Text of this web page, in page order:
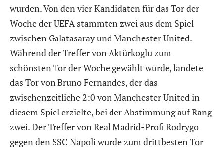
wurden. Von den vier Kandidaten für das Tor der
Woche der UEFA stammten zwei aus dem Spiel
zwischen Galatasaray und Manchester United.
Während der Treffer von Aktürkoglu zum
schönsten Tor der Woche gewählt wurde, landete
das Tor von Bruno Fernandes, der das
zwischenzeitliche 2:0 von Manchester United in
diesem Spiel erzielte, bei der Abstimmung auf Rang
zwei. Der Treffer von Real Madrid-Profi Rodrygo
gegen den SSC Napoli wurde zum drittbesten Tor